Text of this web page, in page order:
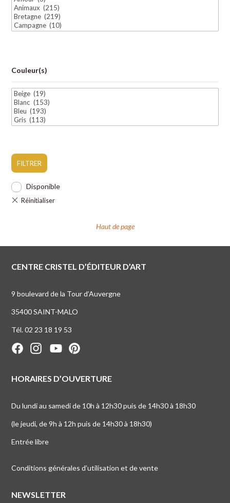
Couleur(s)
FILTRER
Disponible
Haut de page
CENTRE CRISTEL D’ÉDITEUR D’ART
9 boulevard de la Tour d’Auvergne
35400 SAINT-MALO
Tél. 02 23 18 19 53
HORAIRES D’OUVERTURE
Du lundi au samedi de 10h à 12h30 puis de 14h30 à 18h30
(le jeudi, de 9h à 12h puis de 14h30 à 18h30)
Entrée libre
Conditions générales d’utilisation et de vente
NEWSLETTER